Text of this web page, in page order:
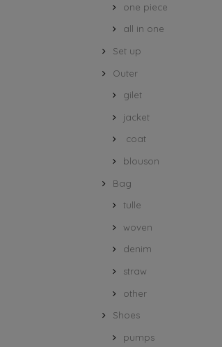
one piece
all in one
Set up
Outer
gilet
jacket
coat
blouson
Bag
tulle
woven
denim
straw
other
Shoes
pumps